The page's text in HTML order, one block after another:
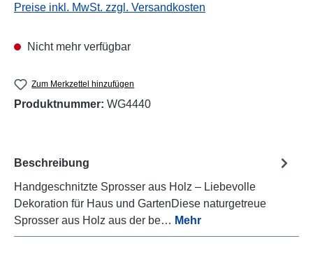
Preise inkl. MwSt. zzgl. Versandkosten
Nicht mehr verfügbar
Zum Merkzettel hinzufügen
Produktnummer: WG4440
Beschreibung
Handgeschnitzte Sprosser aus Holz – Liebevolle
Dekoration für Haus und GartenDiese naturgetreue
Sprosser aus Holz aus der be… Mehr